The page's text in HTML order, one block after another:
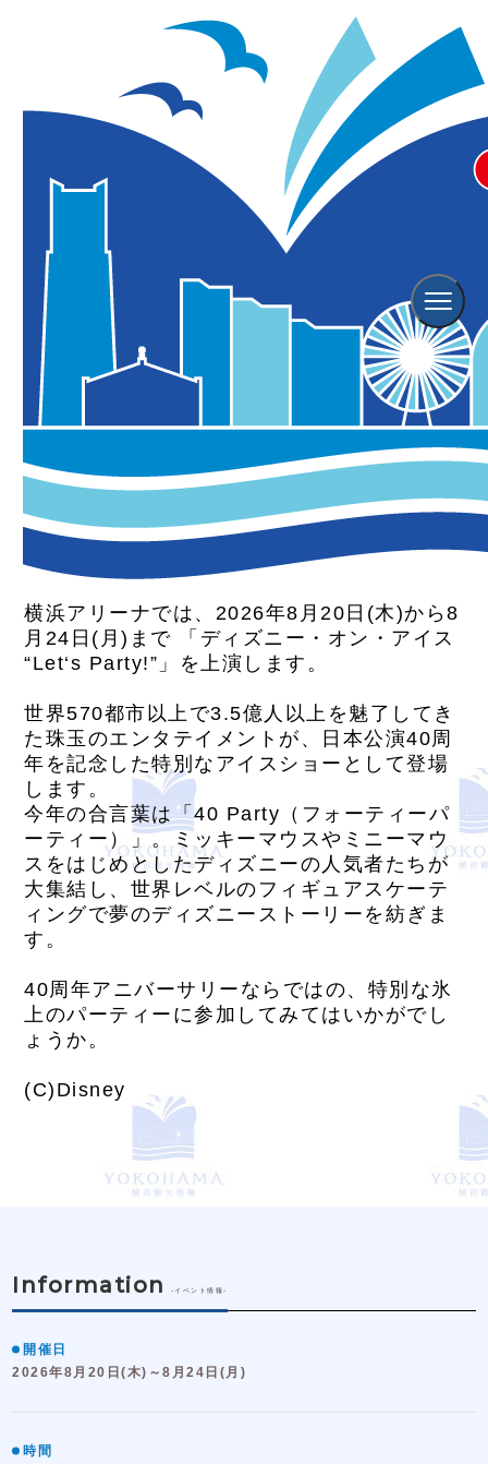
横浜アリーナ「ディズニー・オ
ン・アイス “Let‘s Party!”」
イベント
横浜アリーナでは、2026年8月20日(木)から8
月24日(月)まで 「ディズニー・オン・アイス
“Let‘s Party!”」を上演します。
世界570都市以上で3.5億人以上を魅了してき
た珠玉のエンタテイメントが、日本公演40周
年を記念した特別なアイスショーとして登場
します。
今年の合言葉は「40 Party（フォーティーパ
ーティー）」。ミッキーマウスやミニーマウ
スをはじめとしたディズニーの人気者たちが
大集結し、世界レベルのフィギュアスケーテ
ィングで夢のディズニーストーリーを紡ぎま
す。
40周年アニバーサリーならではの、特別な氷
上のパーティーに参加してみてはいかがでし
ょうか。
(C)Disney
Information -イベント情報-
開催日
2026年8月20日(木)～8月24日(月)
時間